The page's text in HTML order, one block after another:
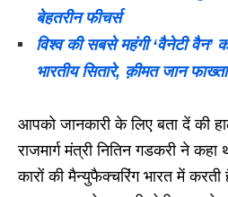
बेहतरीन फीचर्स
विश्व की सबसे महंगी ‘वैनेटी वैन’
भारतीय सितारे, क़ीमत जान
आपको जानकारी के लिए बता दें की
राजमार्ग मंत्री नितिन गडकरी ने
कारों की मैन्युफैक्चरिंग भारत में